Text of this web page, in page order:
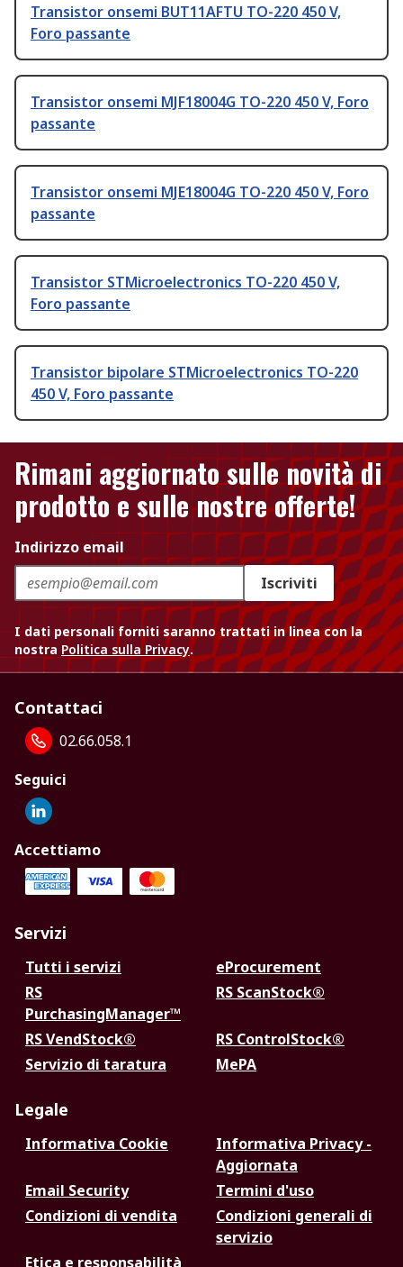
Transistor onsemi BUT11AFTU TO-220 450 V,
Foro passante
Transistor onsemi MJF18004G TO-220 450 V, Foro
passante
Transistor onsemi MJE18004G TO-220 450 V, Foro
passante
Transistor STMicroelectronics TO-220 450 V,
Foro passante
Transistor bipolare STMicroelectronics TO-220
450 V, Foro passante
Rimani aggiornato sulle novità di
prodotto e sulle nostre offerte!
Indirizzo email
Iscriviti
I dati personali forniti saranno trattati in linea con la
nostra Politica sulla Privacy.
Contattaci
02.66.058.1
Seguici
Accettiamo
Servizi
Tutti i servizi
eProcurement
RS
PurchasingManager™
RS ScanStock®
RS VendStock®
RS ControlStock®
Servizio di taratura
MePA
Legale
Informativa Cookie
Informativa Privacy -
Aggiornata
Email Security
Termini d'uso
Condizioni di vendita
Condizioni generali di
servizio
Etica e responsabilità